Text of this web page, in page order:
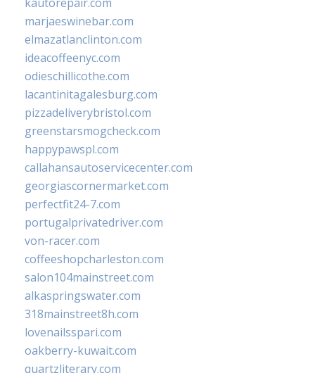
marjaeswinebar.com
elmazatlanclinton.com
ideacoffeenyc.com
odieschillicothe.com
lacantinitagalesburg.com
pizzadeliverybristol.com
greenstarsmogcheck.com
happypawspl.com
callahansautoservicecenter.com
georgiascornermarket.com
perfectfit24-7.com
portugalprivatedriver.com
von-racer.com
coffeeshopcharleston.com
salon104mainstreet.com
alkaspringswater.com
318mainstreet8h.com
lovenailsspari.com
oakberry-kuwait.com
quartzliterary.com